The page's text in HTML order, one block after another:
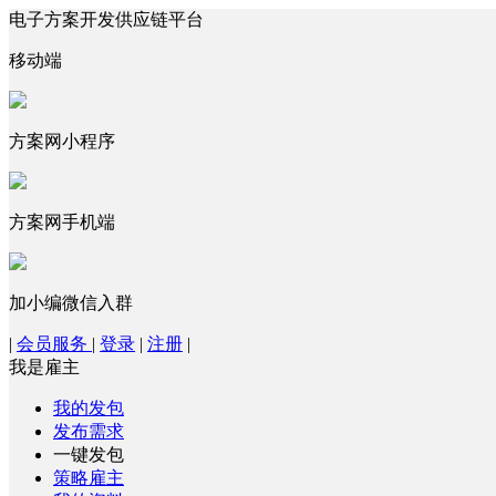
电子方案开发供应链平台
移动端
方案网小程序
方案网手机端
加小编微信入群
| 会员服务 | 登录 | 注册 |
我是雇主
我的发包
发布需求
一键发包
策略雇主